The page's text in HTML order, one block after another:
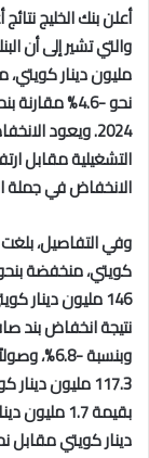
أعلن بنك الخليج
2024. ويعود
التشغيلية مقابل
الانخفاض في
146 مليون
117.3 مليون
دينار كويتي مقابل نحو 18.8 مليون